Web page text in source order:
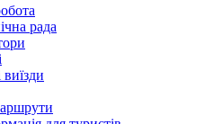
рада